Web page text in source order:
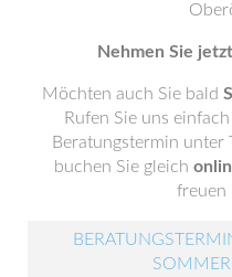
Nehmen Sie
Möchten auch Sie bald
Rufen Sie uns
Beratungstermin unter
buchen Sie gleich
freuen